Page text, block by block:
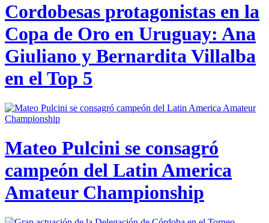
Cordobesas protagonistas en la
Copa de Oro en Uruguay: Ana
Giuliano y Bernardita Villalba
en el Top 5
Mateo Pulcini se consagró
campeón del Latin America
Amateur Championship